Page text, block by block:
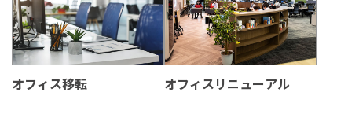
オフィス移転 オフィスリニューアル